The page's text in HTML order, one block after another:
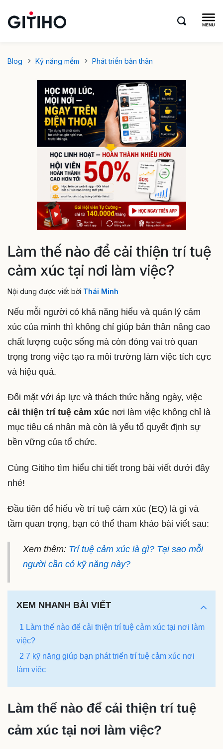
Blog Kỹ năng mềm Phát triển bản thân
Làm thế nào để cải thiện trí tuệ
cảm xúc tại nơi làm việc?
Nội dung được viết bởi Thái Minh
Nếu mỗi người có khả năng hiểu và quản lý cảm
xúc của mình thì không chỉ giúp bản thân nâng cao
chất lượng cuộc sống mà còn đóng vai trò quan
trọng trong việc tạo ra môi trường làm việc tích cực
và hiệu quả.
Đối mặt với áp lực và thách thức hằng ngày, việc
cải thiện trí tuệ cảm xúc nơi làm việc không chỉ là
mục tiêu cá nhân mà còn là yếu tố quyết định sự
bền vững của tổ chức.
Cùng Gitiho tìm hiểu chi tiết trong bài viết dưới đây
nhé!
Đầu tiên để hiểu về trí tuệ cảm xúc (EQ) là gì và
tầm quan trọng, bạn có thể tham khảo bài viết sau:
Xem thêm: Trí tuệ cảm xúc là gì? Tại sao mỗi
người cần có kỹ năng này?
XEM NHANH BÀI VIẾT
1 Làm thế nào để cải thiện trí tuệ cảm xúc tại nơi làm
việc?
2 7 kỹ năng giúp bạn phát triển trí tuệ cảm xúc nơi
làm việc
Làm thế nào để cải thiện trí tuệ
cảm xúc tại nơi làm việc?